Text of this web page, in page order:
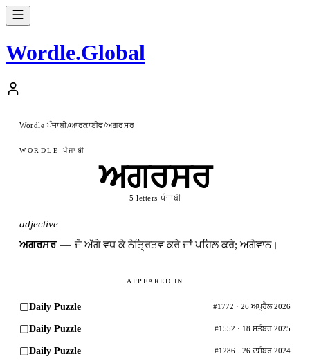
Wordle.Global
Wordle ਪੰਜਾਬੀ/ਆਰਕਾਈਵ/ਅਗਰਸਰ
WORDLE ਪੰਜਾਬੀ
ਅਗਰਸਰ
5 letters·ਪੰਜਾਬੀ
adjective
ਅਗਰਸਰ — ਜੋ ਅੱਗੇ ਵਧ ਕੇ ਨੇਤ੍ਰਿਤਵ ਕਰੇ ਜਾਂ ਪਹਿਲ ਕਰੇ; ਅਗੇਵਾਨ।
APPEARED IN
Daily Puzzle #1772 · 26 ਅਪ੍ਰੈਲ 2026
Daily Puzzle #1552 · 18 ਸਤੰਬਰ 2025
Daily Puzzle #1286 · 26 ਦਸੰਬਰ 2024